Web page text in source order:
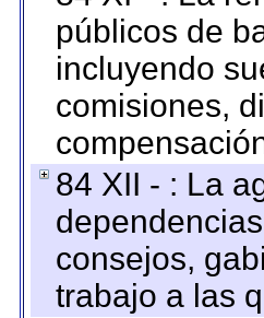
públicos de
incluyendo
comisiones,
84 XII - : La
consejos,
trabajo a las